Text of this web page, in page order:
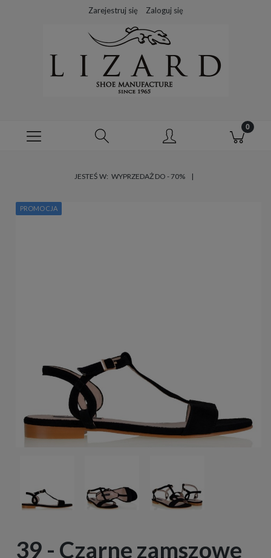
Zarejestruj się Zaloguj się
JESTEŚ W: WYPRZEDAŻ DO - 70%
PROMOCJA
39 - Czarne zamszowe